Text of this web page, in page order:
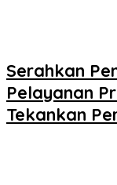
Serahkan
Pelayanan
Tekankan